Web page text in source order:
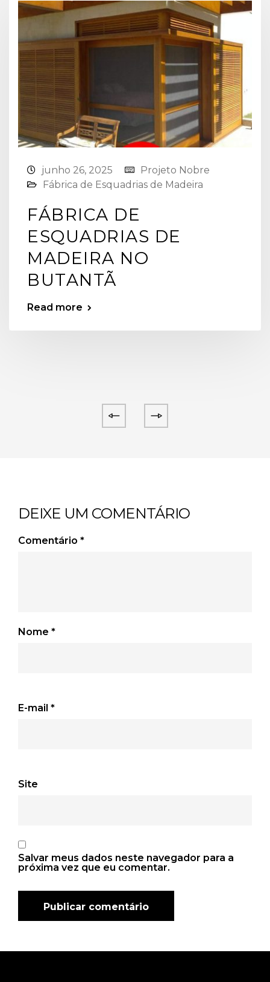
junho 26, 2025
Projeto Nobre
Fábrica de Esquadrias de Madeira
FÁBRICA DE
ESQUADRIAS DE
MADEIRA NO
BUTANTÃ
Read more
DEIXE UM COMENTÁRIO
Comentário *
Nome *
E-mail *
Site
Salvar meus dados neste navegador para a
próxima vez que eu comentar.